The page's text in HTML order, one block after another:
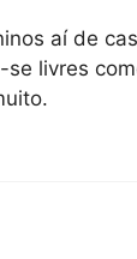
aí de
livres